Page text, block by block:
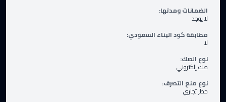
الضمانات ومدتها:
لا يوجد
مطابقة كود البناء السعودي:
لا
نوع الصك:
صك إلكتروني
نوع منع التصرف:
حظر تجاري